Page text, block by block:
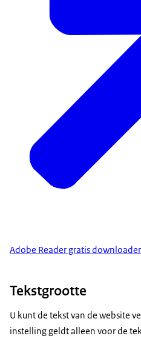
Adobe Reader gratis
Tekstgrootte
U kunt de tekst van de website
instelling geldt alleen voor de